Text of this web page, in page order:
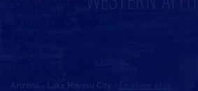
Arizona - Lake Havasu City